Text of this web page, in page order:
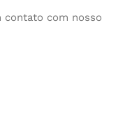
contato com nosso